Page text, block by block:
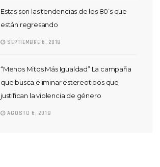
Estas son las tendencias de los 80’s que
están regresando
SEPTIEMBRE 6, 2018
“Menos Mitos Más Igualdad” La campaña
que busca eliminar estereotipos que
justifican la violencia de género
AGOSTO 6, 2018